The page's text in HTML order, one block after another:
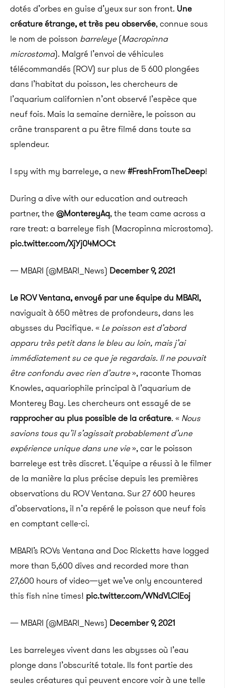
dotés d’orbes en guise d’yeux sur son front. Une
créature étrange, et très peu observée, connue sous
le nom de poisson barreleye (Macropinna
microstoma). Malgré l’envoi de véhicules
télécommandés (ROV) sur plus de 5 600 plongées
dans l’habitat du poisson, les chercheurs de
l’aquarium californien n’ont observé l’espèce que
neuf fois. Mais la semaine dernière, le poisson au
crâne transparent a pu être filmé dans toute sa
splendeur.
I spy with my barreleye, a new#FreshFromTheDeep!
During a dive with our education and outreach
partner, the @MontereyAq, the team came across a
rare treat: a barreleye fish (Macropinna microstoma).
pic.twitter.com/XjYj04MOCt
— MBARI (@MBARI_News) December 9, 2021
Le ROVVentana, envoyé par une équipe du MBARI,
naviguait à 650 mètres de profondeurs, dans les
abysses du Pacifique. « Le poisson est d’abord
apparu très petit dans le bleu au loin, mais j’ai
immédiatement su ce que je regardais. Il ne pouvait
être confondu avec rien d’autre», raconte Thomas
Knowles, aquariophile principal à l’aquarium de
Monterey Bay. Les chercheurs ont essayé de se
rapprocher au plus possible de la créature. « Nous
savions tous qu’il s’agissait probablement d’une
expérience unique dans une vie», car le poisson
barreleye est très discret. L’équipe a réussi à le filmer
de la manière la plus précise depuis les premières
observations du ROVVentana. Sur 27 600 heures
d’observations, il n’a repéré le poisson que neuf fois
en comptant celle-ci.
MBARI’s ROVs Ventana and Doc Ricketts have logged
more than 5,600 dives and recorded more than
27,600 hours of video—yet we’ve only encountered
this fish nine times! pic.twitter.com/WNdVLClEoj
— MBARI (@MBARI_News) December 9, 2021
Les barreleyes vivent dans les abysses où l’eau
plonge dans l’obscurité totale. Ils font partie des
seules créatures qui peuvent encore voir à une telle